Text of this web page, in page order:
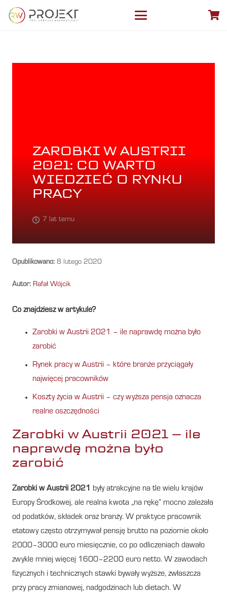
ZAROBKI W AUSTRII
2021: CO WARTO
WIEDZIEĆ O RYNKU
PRACY
7 lat temu
Opublikowano: 8 lutego 2020
Autor: Rafał Wójcik
Co znajdziesz w artykule?
Zarobki w Austrii 2021 – ile naprawdę można było
zarobić
Rynek pracy w Austrii – które branże przyciągały
najwięcej pracowników
Koszty życia w Austrii – czy wyższa pensja oznacza
realne oszczędności
Zarobki w Austrii 2021 – ile
naprawdę można było
zarobić
Zarobki w Austrii 2021 były atrakcyjne na tle wielu krajów
Europy Środkowej, ale realna kwota „na rękę” mocno zależała
od podatków, składek oraz branży. W praktyce pracownik
etatowy często otrzymywał pensję brutto na poziomie około
2000–3000 euro miesięcznie, co po odliczeniach dawało
zwykle mniej więcej 1600–2200 euro netto. W zawodach
fizycznych i technicznych stawki bywały wyższe, zwłaszcza
przy pracy zmianowej, nadgodzinach lub dietach. W